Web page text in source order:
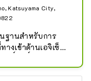
Katsuyama City,
ฐานสำหรับการ
างเข้าด้านเอจิเซ็น